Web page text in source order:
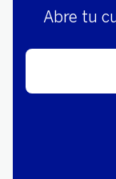
Abre tu